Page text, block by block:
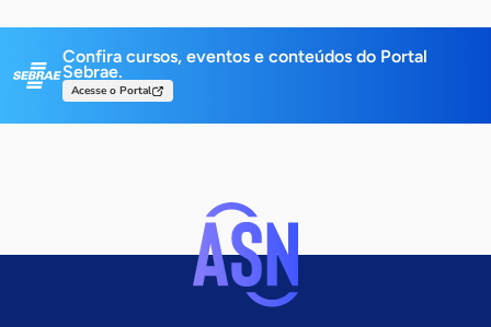
Confira cursos, eventos e conteúdos do Portal
Sebrae.
Acesse o Portal